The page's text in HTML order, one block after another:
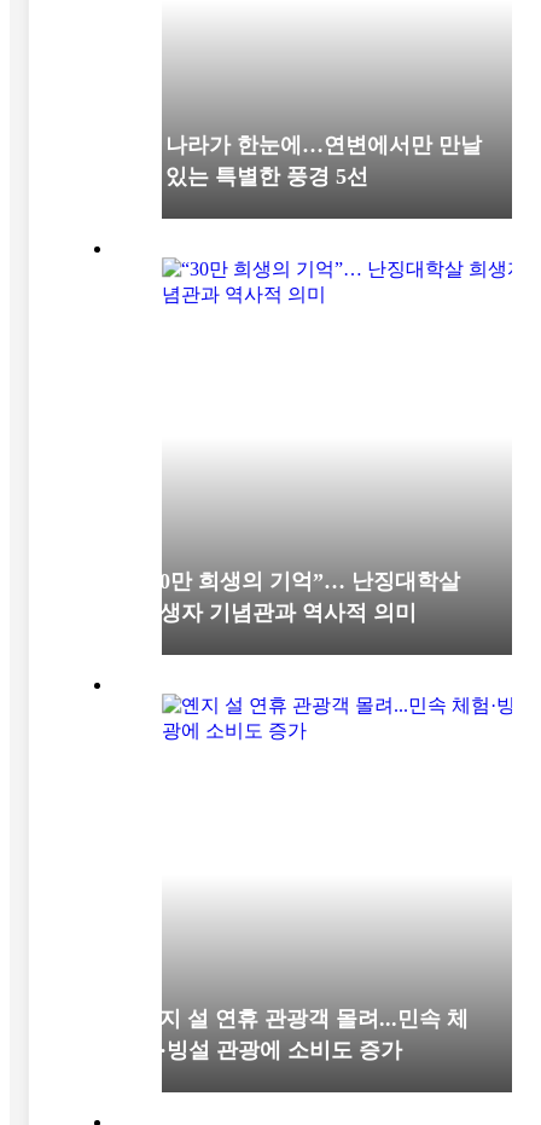
세 나라가 한눈에…연변에서만 만날
수 있는 특별한 풍경 5선
“30만 희생의 기억”… 난징대학살
희생자 기념관과 역사적 의미
옌지 설 연휴 관광객 몰려...민속 체
험·빙설 관광에 소비도 증가